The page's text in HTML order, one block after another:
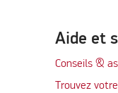
Aide et
Conseils &
Trouvez